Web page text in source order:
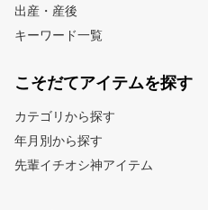
出産・産後
キーワード一覧
こそだてアイテムを探す
カテゴリから探す
年月別から探す
先輩イチオシ神アイテム